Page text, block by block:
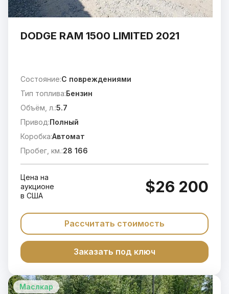
DODGE RAM 1500 LIMITED 2021
Состояние:C повреждениями
Тип топлива:Бензин
Объём, л.:5.7
Привод:Полный
Коробка:Автомат
Пробег, км.:28 166
Цена на
аукционе
в США
$26 200
Рассчитать стоимость
Заказать под ключ
Маслкар